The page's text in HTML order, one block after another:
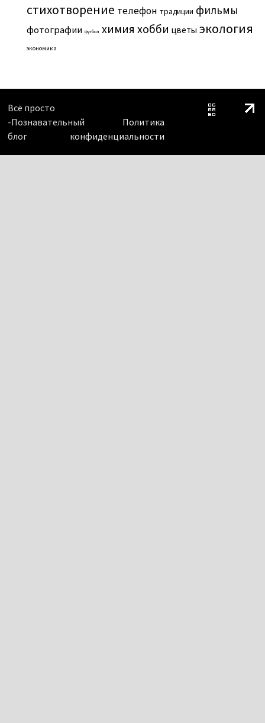
стихотворение телефон традиции фильмы
фотографии футбол химия хобби цветы экология
экономика
Всё просто
-Познавательный
блог
Политика
конфиденциальности